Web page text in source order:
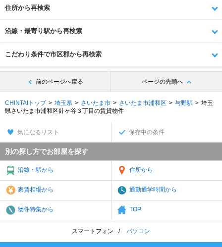
住所から再検索
沿線・最寄り駅から再検索
こだわり条件で市区郡から再検索
前のページへ戻る ページの先頭へ
CHINTAIトップ 埼玉県 さいたま市 さいたま市浦和区 与野駅
埼玉
県さいたま市浦和区針ヶ谷３丁目の賃貸物件
気になるリスト 保存中の条件
別の探し方でお部屋を探す
沿線・駅から 住所から
家賃相場から 通勤通学時間から
物件特集から TOP
スマートフォン パソコン